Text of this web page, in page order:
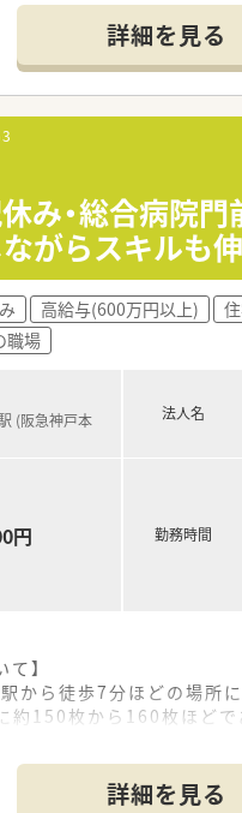
土日休み・19時までの勤務
療モール・クリニック併設
んでおり「訪問調剤特化
」「健康経営優良法人
、評価制度、キャリア支
詳細を見る
み・総合病院
がらスキルも
高給与(600万円以上)
職場
(阪急神戸本
円
法人名
勤務時間
】
から徒歩7分ほどの場所
150枚から160枚ほどで
詳細を見る